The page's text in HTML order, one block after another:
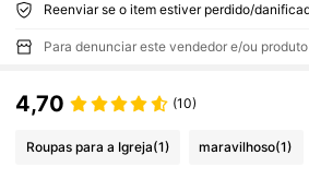
Para denunciar este vendedor e/ou produto
4,70 (10)
Roupas para a Igreja(1) maravilhoso(1)